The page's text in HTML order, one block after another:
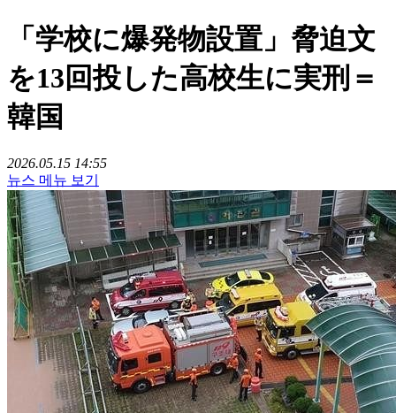
「学校に爆発物設置」脅迫文
を13回投した高校生に実刑＝
韓国
2026.05.15 14:55
뉴스 메뉴 보기